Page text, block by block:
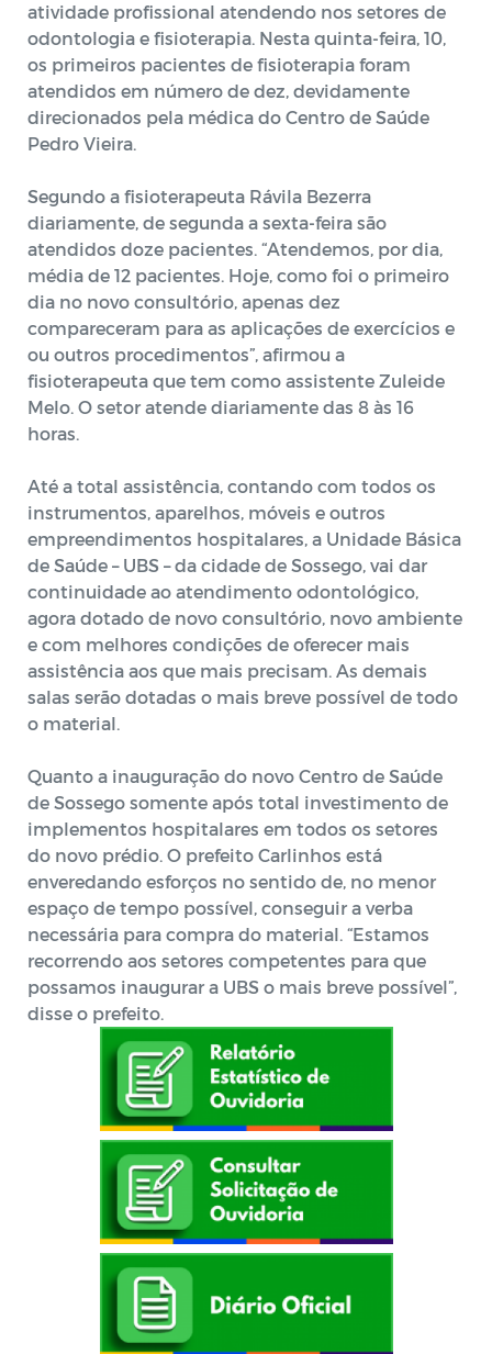
atividade profissional atendendo nos setores de
odontologia e fisioterapia. Nesta quinta-feira, 10,
os primeiros pacientes de fisioterapia foram
atendidos em número de dez, devidamente
direcionados pela médica do Centro de Saúde
Pedro Vieira.
Segundo a fisioterapeuta Rávila Bezerra
diariamente, de segunda a sexta-feira são
atendidos doze pacientes. “Atendemos, por dia,
média de 12 pacientes. Hoje, como foi o primeiro
dia no novo consultório, apenas dez
compareceram para as aplicações de exercícios e
ou outros procedimentos”, afirmou a
fisioterapeuta que tem como assistente Zuleide
Melo. O setor atende diariamente das 8 às 16
horas.
Até a total assistência, contando com todos os
instrumentos, aparelhos, móveis e outros
empreendimentos hospitalares, a Unidade Básica
de Saúde – UBS – da cidade de Sossego, vai dar
continuidade ao atendimento odontológico,
agora dotado de novo consultório, novo ambiente
e com melhores condições de oferecer mais
assistência aos que mais precisam. As demais
salas serão dotadas o mais breve possível de todo
o material.
Quanto a inauguração do novo Centro de Saúde
de Sossego somente após total investimento de
implementos hospitalares em todos os setores
do novo prédio. O prefeito Carlinhos está
enveredando esforços no sentido de, no menor
espaço de tempo possível, conseguir a verba
necessária para compra do material. “Estamos
recorrendo aos setores competentes para que
possamos inaugurar a UBS o mais breve possível”,
disse o prefeito.